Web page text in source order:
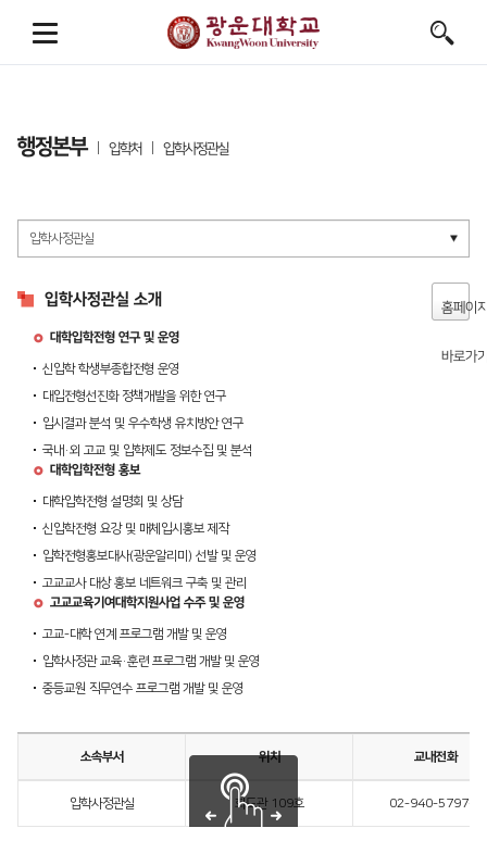
행정본부 입학처 입학사정관실
입학사정관실 소개 홈페이
바로가
대학입학전형 연구 및 운영
신입학 학생부종합전형 운영
대입전형선진화 정책개발을 위한 연구
입시결과 분석 및 우수학생 유치방안 연구
국내·외 고교 및 입학제도 정보수집 및 분석
대학입학전형 홍보
대학입학전형 설명회 및 상담
신입학전형 요강 및 매체입시홍보 제작
입학전형홍보대사(광운알리미) 선발 및 운영
고교교사 대상 홍보 네트워크 구축 및 관리
고교교육기여대학지원사업 수주 및 운영
고교-대학 연계 프로그램 개발 및 운영
입학사정관 교육·훈련 프로그램 개발 및 운영
중등교원 직무연수 프로그램 개발 및 운영
소속부서 위치 교내전화
입학사정관실 화도관 109호 02-940-5797~9